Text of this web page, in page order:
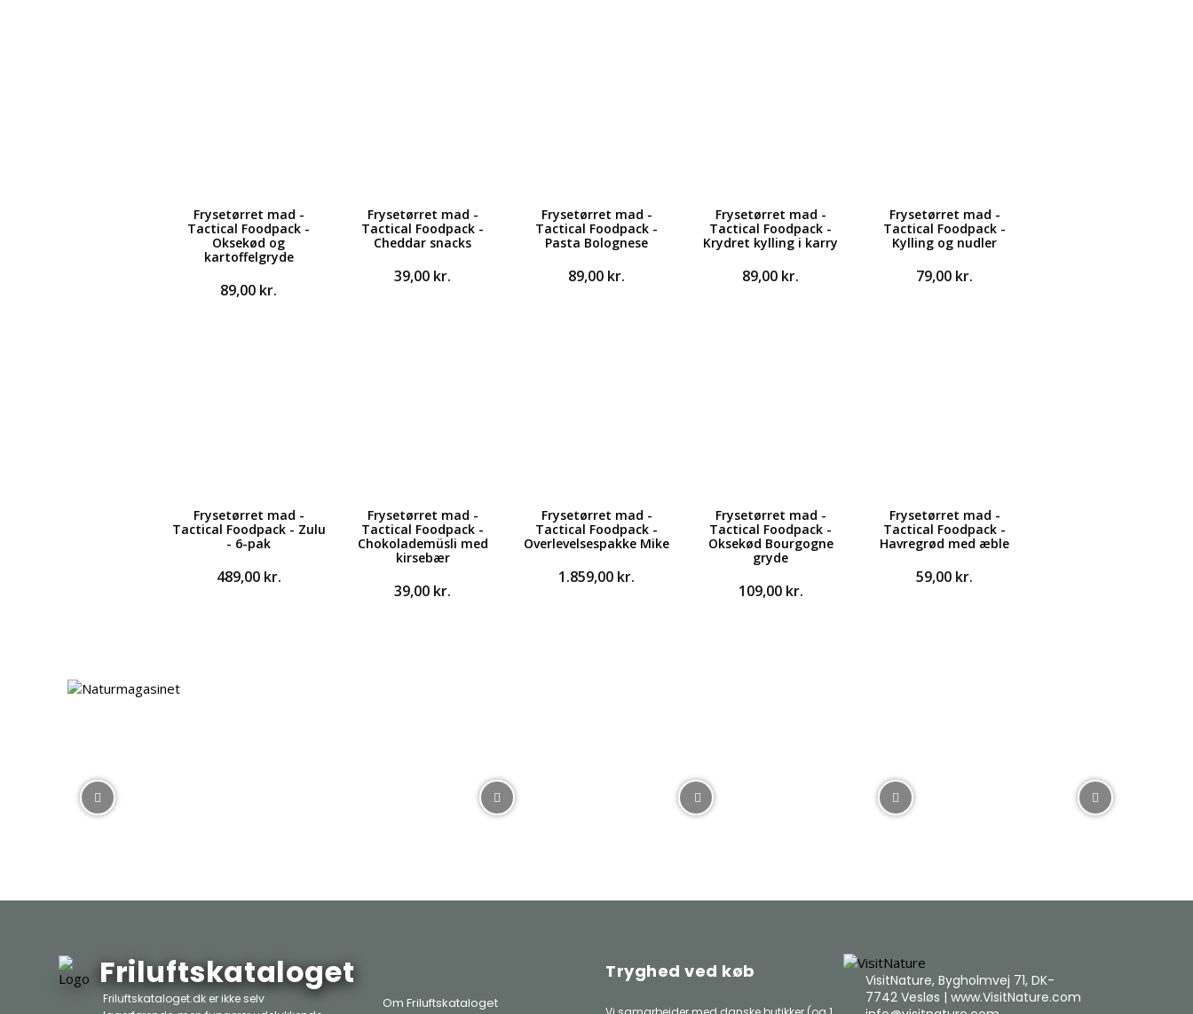
Frysetørret mad -
Tactical Foodpack -
Oksekød og
kartoffelgryde
89,00 kr.
Frysetørret mad -
Tactical Foodpack -
Cheddar snacks
39,00 kr.
Frysetørret mad -
Tactical Foodpack -
Pasta Bolognese
89,00 kr.
Frysetørret mad -
Tactical Foodpack -
Krydret kylling i karry
89,00 kr.
Frysetørret mad -
Tactical Foodpack -
Kylling og nudler
79,00 kr.
Frysetørret mad -
Tactical Foodpack - Zulu
- 6-pak
489,00 kr.
Frysetørret mad -
Tactical Foodpack -
Chokolademüsli med
kirsebær
39,00 kr.
Frysetørret mad -
Tactical Foodpack -
Overlevelsespakke Mike
1.859,00 kr.
Frysetørret mad -
Tactical Foodpack -
Oksekød Bourgogne
gryde
109,00 kr.
Frysetørret mad -
Tactical Foodpack -
Havregrød med æble
59,00 kr.
Friluftskataloget
Friluftskataloget.dk er ikke selv
Om Friluftskataloget
Tryghed ved køb
VisitNature, Bygholmvej 71, DK-
7742 Vesløs | www.VisitNature.com